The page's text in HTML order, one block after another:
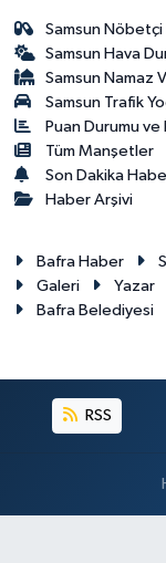
Samsun
Samsun Hava
Samsun Namaz
Samsun Trafik
Puan Durumu ve
Tüm Manşetler
Son Dakika
Haber Arşivi
Bafra Haber
Galeri
Yazar
Bafra Belediyesi
RSS